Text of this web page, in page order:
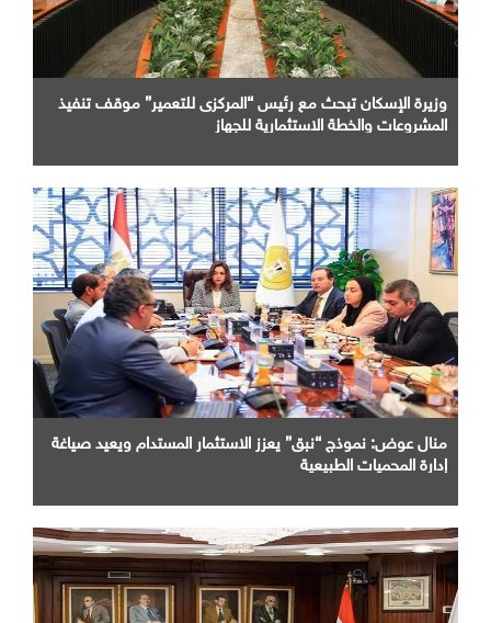
وزيرة الإسكان تبحث مع رئيس “المركزى للتعمير” موقف تنفيذ
المشروعات والخطة الاستثمارية للجهاز
منال عوض: نموذج “نبق” يعزز الاستثمار المستدام ويعيد صياغة
إدارة المحميات الطبيعية